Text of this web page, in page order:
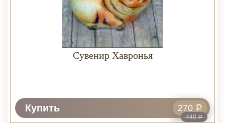
Сувенир Хавронья
Купить
440Р
270 Р